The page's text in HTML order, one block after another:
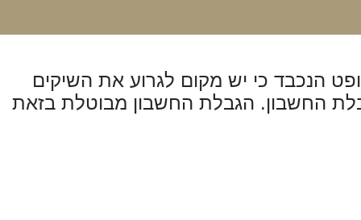
הנכבד כי יש מקום לגרוע את השיקים
החשבון. הגבלת החשבון מבוטלת בזאת